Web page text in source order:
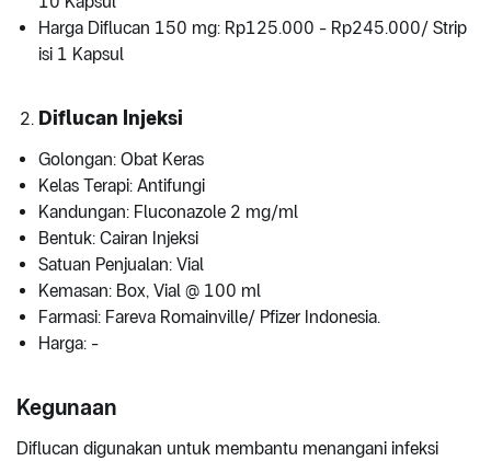
Harga Diflucan 150 mg: Rp125.000 - Rp245.000/ Strip
isi 1 Kapsul
Diflucan Injeksi
Golongan: Obat Keras
Kelas Terapi: Antifungi
Kandungan: Fluconazole 2 mg/ml
Bentuk: Cairan Injeksi
Satuan Penjualan: Vial
Kemasan: Box, Vial @ 100 ml
Farmasi: Fareva Romainville/ Pfizer Indonesia.
Harga: -
Kegunaan
Diflucan digunakan untuk membantu menangani infeksi